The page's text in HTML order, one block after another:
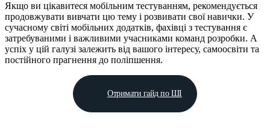
Якщо ви цікавитеся мобільним тестуванням, рекомендується
продовжувати вивчати цю тему і розвивати свої навички. У
сучасному світі мобільних додатків, фахівці з тестування є
затребуваними і важливими учасниками команд розробки. А
успіх у цій галузі залежить від вашого інтересу, самоосвіти та
постійного прагнення до поліпшення.
Отримати гайд по ШІ